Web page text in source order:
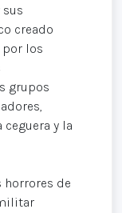
creado
por los
grupos
y la
horrores de